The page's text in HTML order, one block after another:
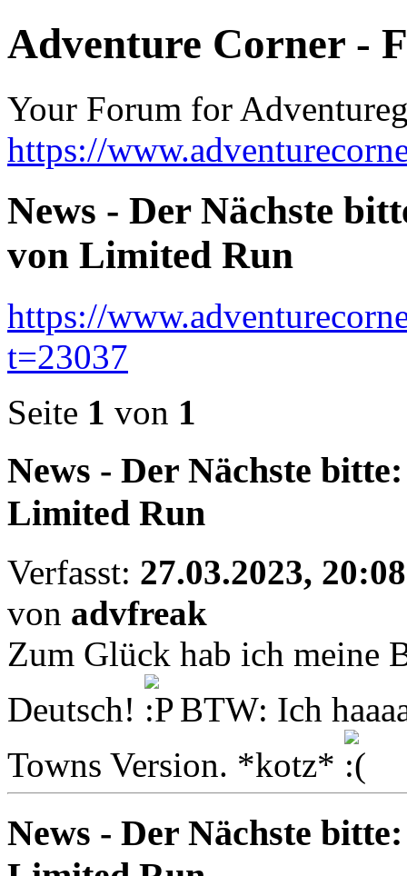
Adventure Corner -
Your Forum for
https://
News - Der Nächste
von Limited Run
https://
t=23037
Seite 1 von 1
News - Der Nächste
Limited Run
Verfasst: 27.03.2023, 20:08
von advfreak
Zum Glück hab ich meine
Deutsch!
BTW: Ich
Towns Version. *kotz*
News - Der Nächste